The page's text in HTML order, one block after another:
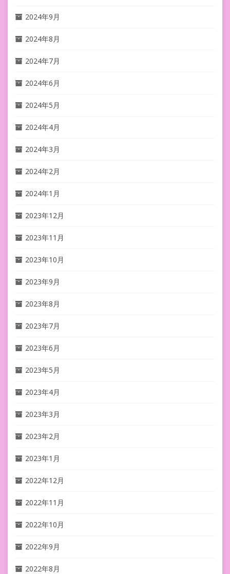
2024年9月
2024年8月
2024年7月
2024年6月
2024年5月
2024年4月
2024年3月
2024年2月
2024年1月
2023年12月
2023年11月
2023年10月
2023年9月
2023年8月
2023年7月
2023年6月
2023年5月
2023年4月
2023年3月
2023年2月
2023年1月
2022年12月
2022年11月
2022年10月
2022年9月
2022年8月